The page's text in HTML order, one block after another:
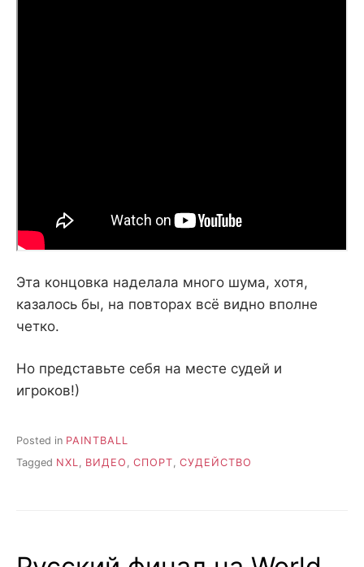
Эта концовка наделала много шума, хотя,
казалось бы, на повторах всё видно вполне
четко.
Но представьте себя на месте судей и
игроков!)
Posted in PAINTBALL
Tagged NXL ВИДЕО СПОРТ СУДЕЙСТВО